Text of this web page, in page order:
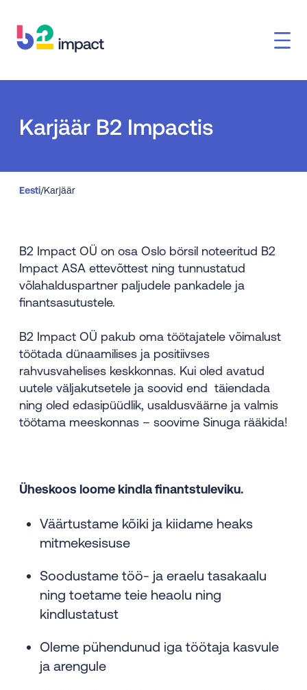
Karjäär B2 Impactis
Eesti/Karjäär
B2 Impact OÜ on osa Oslo börsil noteeritud B2
Impact ASA ettevõttest ning tunnustatud
võlahalduspartner paljudele pankadele ja
finantsasutustele.
B2 Impact OÜ pakub oma töötajatele võimalust
töötada dünaamilises ja positiivses
rahvusvahelises keskkonnas. Kui oled avatud
uutele väljakutsetele ja soovid end täiendada
ning oled edasipüüdlik, usaldusväärne ja valmis
töötama meeskonnas – soovime Sinuga rääkida!
Üheskoos loome kindla finantstuleviku.
Väärtustame kõiki ja kiidame heaks
mitmekesisuse
Soodustame töö- ja eraelu tasakaalu
ning toetame teie heaolu ning
kindlustatust
Oleme pühendunud iga töötaja kasvule
ja arengule